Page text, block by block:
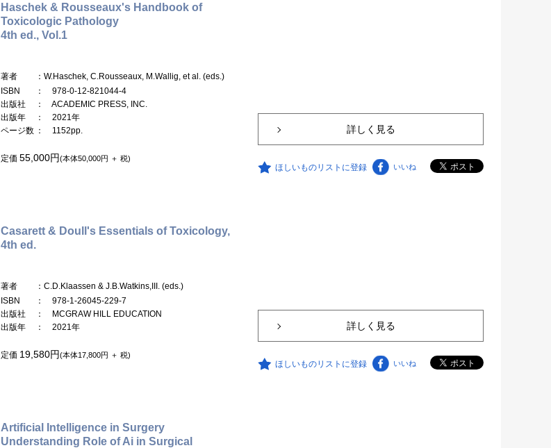
Haschek & Rousseaux's Handbook of
Toxicologic Pathology
4th ed., Vol.1
著者
：W.Haschek, C.Rousseaux, M.Wallig, et al. (eds.)
ISBN
： 978-0-12-821044-4
出版社
： ACADEMIC PRESS, INC.
出版年
： 2021年
ページ数 ： 1152pp.
定価 55,000円(本体50,000円 ＋ 税)
詳しく見る
ほしいものリストに登録 いいね
Casarett & Doull's Essentials of Toxicology,
4th ed.
著者
：C.D.Klaassen & J.B.Watkins,III. (eds.)
ISBN
： 978-1-26045-229-7
出版社
： MCGRAW HILL EDUCATION
出版年
： 2021年
定価 19,580円(本体17,800円 ＋ 税)
詳しく見る
ほしいものリストに登録 いいね
Artificial Intelligence in Surgery
Understanding Role of Ai in Surgical